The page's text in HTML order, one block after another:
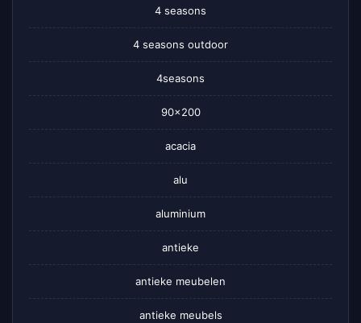
4 seasons
4 seasons outdoor
4seasons
90×200
acacia
alu
aluminium
antieke
antieke meubelen
antieke meubels